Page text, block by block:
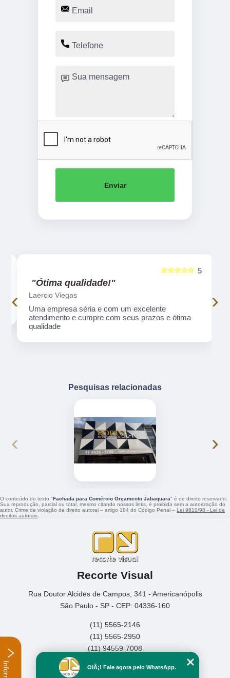
Enviar
5
☆☆☆☆☆
"Ótima qualidade!"
Laercio Viegas
Uma empresa séria e com um excelente
atendimento e cumpre com seus prazos e ótima
qualidade
‹ ›
Pesquisas relacionadas
‹ ›
O conteúdo do texto "Fachada para Comércio Orçamento Jabaquara" é de direito reservado.
Sua reprodução, parcial ou total, mesmo citando nossos links, é proibida sem a autorização do
autor. Crime de violação de direito autoral – artigo 184 do Código Penal – Lei 9610/98 - Lei de
direitos autorais
Recorte Visual
Rua Doutor Alcides de Campos, 341 - Americanópolis
São Paulo - SP - CEP: 04336-160
(11) 5565-2146
(11) 5565-2950
(11) 94559-7008
Home
OlÃ¡! Fale agora pelo WhatsApp.